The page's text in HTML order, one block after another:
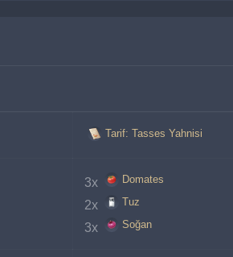
Tarif: Tasses Yahnisi
3x Domates
2x Tuz
3x Soğan